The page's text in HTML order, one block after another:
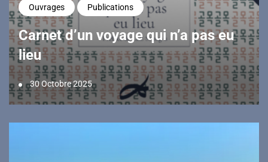
Ouvrages Publications
Carnet d’un voyage qui n’a pas eu
lieu
30 Octobre 2025